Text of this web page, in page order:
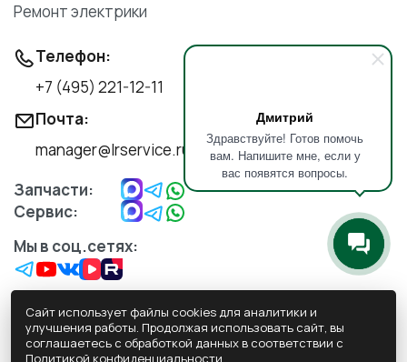
Дмитрий
Здравствуйте! Готов помочь
вам. Напишите мне, если у
вас появятся вопросы.
Ремонт электрики
Телефон:
+7 (495) 221-12-11
Почта:
manager@lrservice.ru
Запчасти:
Сервис:
Мы в соц.сетях:
Обработка персональных данных
Сайт использует файлы cookies для аналитики и
улучшения работы. Продолжая использовать сайт, вы
соглашаетесь с обработкой данных в соответствии с
Политикой конфиденциальности